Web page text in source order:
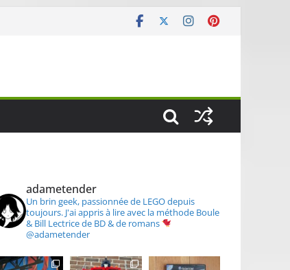
adametender
Un brin geek, passionnée de LEGO depuis
toujours. J'ai appris à lire avec la méthode Boule
& Bill Lectrice de BD & de romans
@adametender